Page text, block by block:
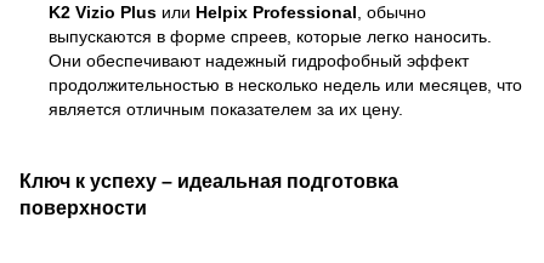
K2 Vizio Plus или Helpix Professional, обычно
выпускаются в форме спреев, которые легко наносить.
Они обеспечивают надежный гидрофобный эффект
продолжительностью в несколько недель или месяцев, что
является отличным показателем за их цену.
Ключ к успеху – идеальная подготовка
поверхности